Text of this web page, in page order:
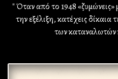
" Όταν από το 1948
την εξέλιξη, κατέχεις
των καταναλωτών